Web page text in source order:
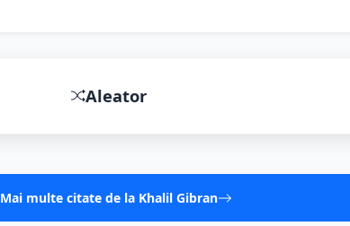
Aleator
Mai multe citate de la Khalil Gibran